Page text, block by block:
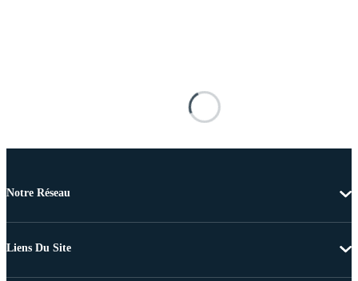
Notre Réseau
Liens Du Site